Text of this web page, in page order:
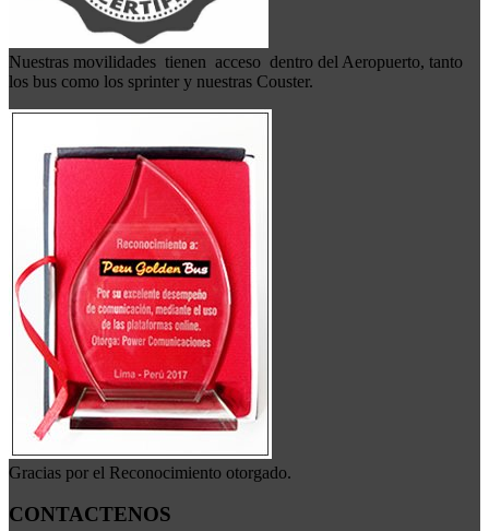
Nuestras movilidades tienen acceso dentro del Aeropuerto, tanto
los bus como los sprinter y nuestras Couster.
Gracias por el Reconocimiento otorgado.
CONTACTENOS